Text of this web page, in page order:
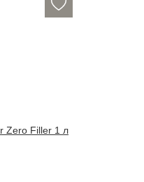
Zero Filler 1 л